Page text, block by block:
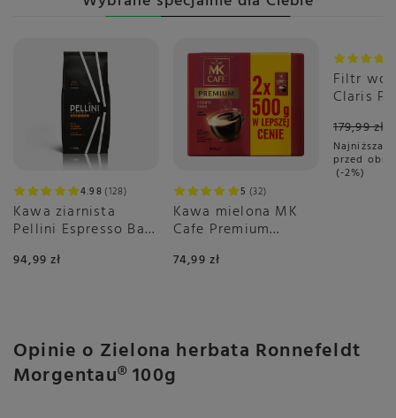
4.98 128
Kawa ziarnista
Pellini Espresso Bar
94,99 zł
5 32
Kawa mielona MK
Cafe Premium
74,99 zł
Filtr
Claris
179,99 zł
Najniższa
przed
-2%
Opinie o Zielona herbata Ronnefeldt
Morgentau® 100g